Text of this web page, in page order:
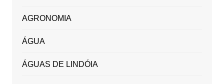
AGRONOMIA
ÁGUA
ÁGUAS DE LINDÓIA